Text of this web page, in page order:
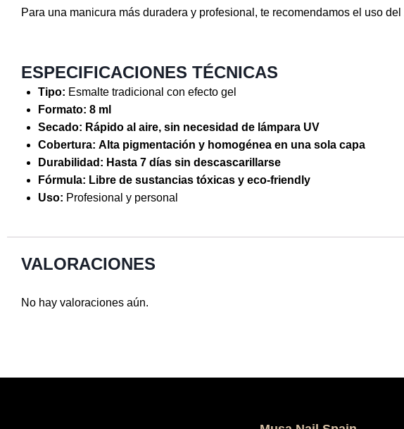
Para una manicura más duradera y profesional, te recomendamos el uso del
ESPECIFICACIONES TÉCNICAS
Tipo: Esmalte tradicional con efecto gel
Formato: 8 ml
Secado: Rápido al aire, sin necesidad de lámpara UV
Cobertura: Alta pigmentación y homogénea en una sola capa
Durabilidad: Hasta 7 días sin descascarillarse
Fórmula: Libre de sustancias tóxicas y eco-friendly
Uso: Profesional y personal
VALORACIONES
No hay valoraciones aún.